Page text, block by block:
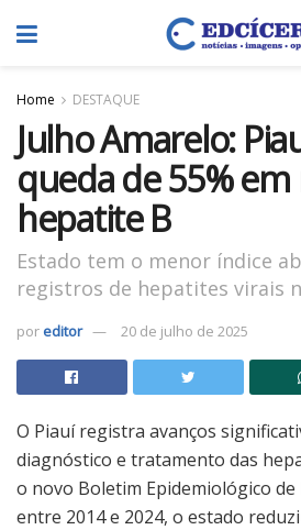
Home DESTAQUE
Julho Amarelo:
queda de 55%
hepatite B
Estado tem o menor índice
registros de hepatites virais
por editor 20 de julho de 2025
O Piauí registra avanços
diagnóstico e tratamento das
o novo Boletim Epidemiológico
entre 2014 e 2024, o estado